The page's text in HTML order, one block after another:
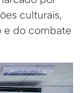
culturais,
e do combate